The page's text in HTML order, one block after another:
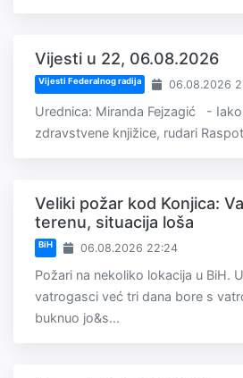
Vijesti u 22, 06.08.2026
Vijesti Federalnog radija 06.08.2026
Urednica: Miranda Fejzagić -
zdravstvene knjižice, rudari
Veliki požar kod Konjica:
terenu, situacija loša
BiH 06.08.2026 22:24
Požari na nekoliko lokacija u BiH.
vatrogasci već tri dana bore s
buknuo jo&s...